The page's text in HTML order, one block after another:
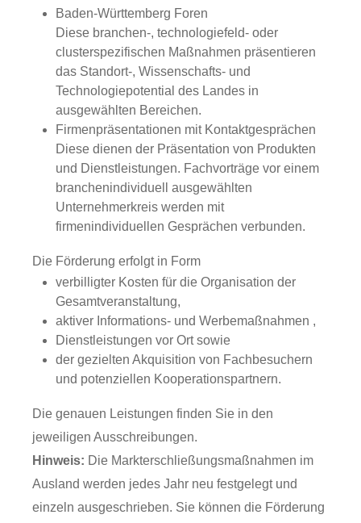
Baden-Württemberg Foren
Diese branchen-, technologiefeld- oder
clusterspezifischen Maßnahmen präsentieren
das Standort-, Wissenschafts- und
Technologiepotential des Landes in
ausgewählten Bereichen.
Firmenpräsentationen mit Kontaktgesprächen
Diese dienen der Präsentation von Produkten
und Dienstleistungen. Fachvorträge vor einem
branchenindividuell ausgewählten
Unternehmerkreis werden mit
firmenindividuellen Gesprächen verbunden.
Die Förderung erfolgt in Form
verbilligter Kosten für die Organisation der
Gesamtveranstaltung,
aktiver Informations- und Werbemaßnahmen ,
Dienstleistungen vor Ort sowie
der gezielten Akquisition von Fachbesuchern
und potenziellen Kooperationspartnern.
Die genauen Leistungen finden Sie in den
jeweiligen Ausschreibungen.
Hinweis: Die Markterschließungsmaßnahmen im
Ausland werden jedes Jahr neu festgelegt und
einzeln ausgeschrieben. Sie können die Förderung